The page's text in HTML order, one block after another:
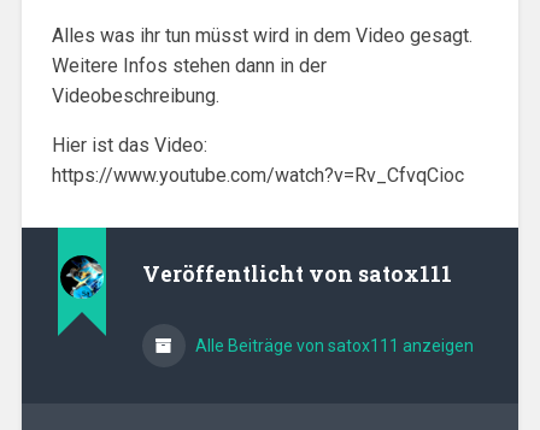
Alles was ihr tun müsst wird in dem Video gesagt.
Weitere Infos stehen dann in der
Videobeschreibung.
Hier ist das Video:
https://www.youtube.com/watch?v=Rv_CfvqCioc
Veröffentlicht von satox111
Alle Beiträge von satox111 anzeigen